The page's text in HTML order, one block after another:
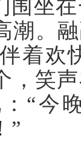
围坐
潮。
着欢
，笑
“今
”